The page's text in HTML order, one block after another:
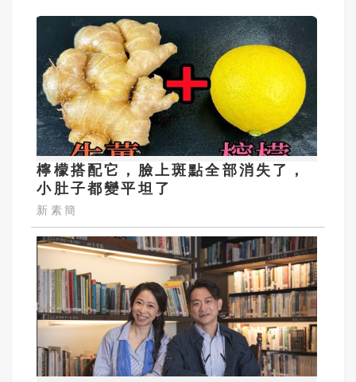
檸檬搭配它，臉上斑點全部消失了，
小肚子都變平坦了
新素簡